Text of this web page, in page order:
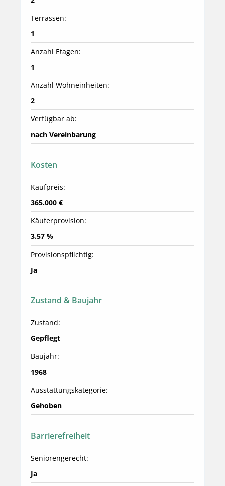
Terrassen:
1
Anzahl Etagen:
1
Anzahl Wohneinheiten:
2
Verfügbar ab:
nach Vereinbarung
Kosten
Kaufpreis:
365.000 €
Käuferprovision:
3.57 %
Provisionspflichtig:
Ja
Zustand & Baujahr
Zustand:
Gepflegt
Baujahr:
1968
Ausstattungskategorie:
Gehoben
Barrierefreiheit
Seniorengerecht:
Ja